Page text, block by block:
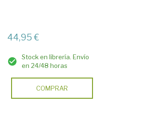
44,95 €
Stock en librería. Envío
en 24/48 horas
COMPRAR